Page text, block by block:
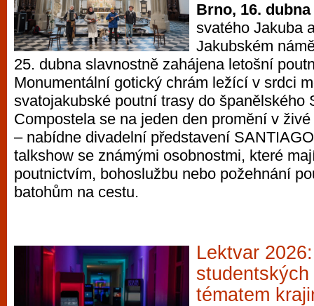
Brno, 16. dubna
svatého Jakuba
Jakubském
25. dubna slavnostně zahájena letošní
Monumentální gotický chrám ležící v srdci
svatojakubské poutní trasy do španělského
Compostela se na jeden den promění v
– nabídne divadelní představení
talkshow se známými osobnostmi, které
poutnictvím, bohoslužbu nebo požehnání
batohům na cestu.
Lektvar
tématem